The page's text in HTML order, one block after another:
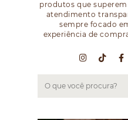
produtos que
atendimento
sempre focado
experiência de